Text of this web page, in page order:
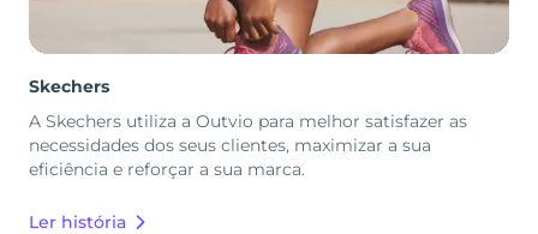
Skechers
A Skechers utiliza a Outvio para melhor satisfazer as
necessidades dos seus clientes, maximizar a sua
eficiência e reforçar a sua marca.
Ler história